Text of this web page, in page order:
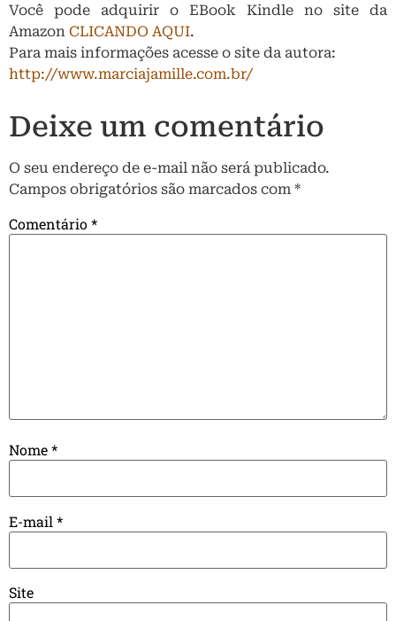
Você pode adquirir o EBook Kindle no site da
Amazon CLICANDO AQUI.
Para mais informações acesse o site da autora:
http://www.marciajamille.com.br/
Deixe um comentário
O seu endereço de e-mail não será publicado.
Campos obrigatórios são marcados com *
Comentário*
Nome*
E-mail *
Site